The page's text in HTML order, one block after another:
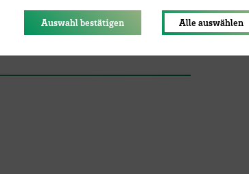
Auswahl bestätigen Alle auswählen